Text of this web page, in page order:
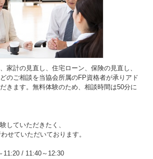
家計の見直し、住宅ローン、保険の見直し、
のご相談を当協会所属のFP資格者が承りアド
きます。無料体験のため、相談時間は50分に
していただきたく、
せていただいております。
11:20 / 11:40～12:30